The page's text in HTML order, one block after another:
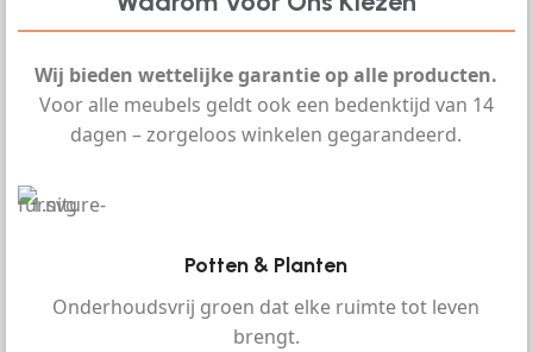
Wij bieden wettelijke garantie op alle producten.
Voor alle meubels geldt ook een bedenktijd van 14
dagen – zorgeloos winkelen gegarandeerd.
Potten & Planten
Onderhoudsvrij groen dat elke ruimte tot leven
brengt.